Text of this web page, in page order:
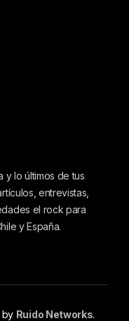
y lo últimos de tus
entrevistas,
el rock para
y España.
by Ruido Networks.